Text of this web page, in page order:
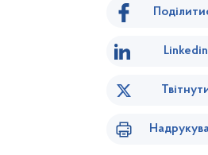
Linkedin